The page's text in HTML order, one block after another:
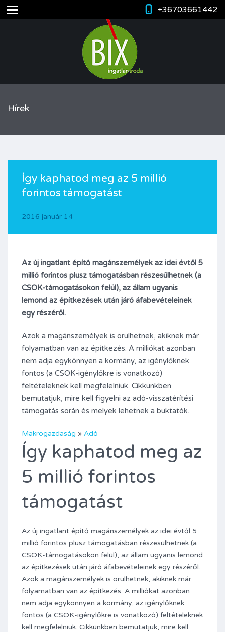
+36703661442
Hírek
Így kaphatod meg az 5 millió
forintos támogatást
2016 január 14
Az új ingatlant építő magánszemélyek az idei évtől 5
millió forintos plusz támogatásban részesülhetnek (a
CSOK-támogatásokon felül), az állam ugyanis
lemond az építkezések után járó áfabevételeinek
egy részéről.
Azok a magánszemélyek is örülhetnek, akiknek már
folyamatban van az építkezés. A milliókat azonban
nem adja egykönnyen a kormány, az igénylőknek
fontos (a CSOK-igénylőkre is vonatkozó)
feltételeknek kell megfelelniük. Cikkünkben
bemutatjuk, mire kell figyelni az adó-visszatérítési
támogatás során és melyek lehetnek a buktatók.
Makrogazdaság » Adó
Így kaphatod meg az
5 millió forintos
támogatást
Az új ingatlant építő magánszemélyek az idei évtől 5
millió forintos plusz támogatásban részesülhetnek (a
CSOK-támogatásokon felül), az állam ugyanis lemond
az építkezések után járó áfabevételeinek egy részéről.
Azok a magánszemélyek is örülhetnek, akiknek már
folyamatban van az építkezés. A milliókat azonban
nem adja egykönnyen a kormány, az igénylőknek
fontos (a CSOK-igénylőkre is vonatkozó) feltételeknek
kell megfelelniük. Cikkünkben bemutatjuk, mire kell